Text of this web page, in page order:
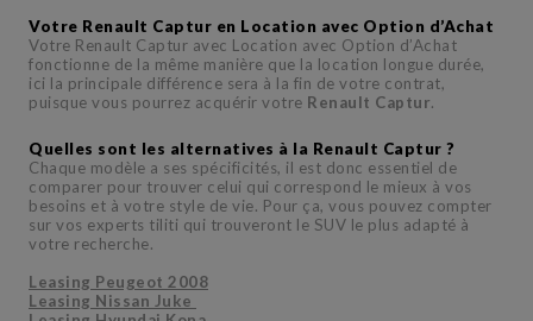
Votre Renault Captur en Location avec Option d’Achat
Votre Renault Captur avec Location avec Option d’Achat
fonctionne de la même manière que la location longue durée,
ici la principale différence sera à la fin de votre contrat,
puisque vous pourrez acquérir votre Renault Captur.
Quelles sont les alternatives à la Renault Captur ?
Chaque modèle a ses spécificités, il est donc essentiel de
comparer pour trouver celui qui correspond le mieux à vos
besoins et à votre style de vie. Pour ça, vous pouvez compter
sur vos experts tiliti qui trouveront le SUV le plus adapté à
votre recherche.
Leasing Peugeot 2008
Leasing Nissan Juke